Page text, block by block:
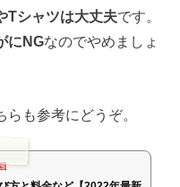
Tシャツは大丈夫です。
にNGなのでやめましょ
も参考にどうぞ。